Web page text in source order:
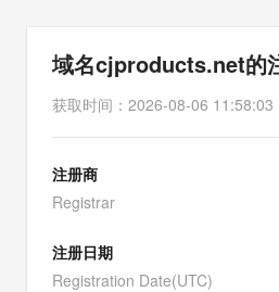
域名cjproducts.net的
获取时间 ： 2026-08-06 11:58:03
注册商
Registrar
注册日期
Registration Date(UTC)
存储
网络与CDN
中间件
大数据计算
可观测
企业出海